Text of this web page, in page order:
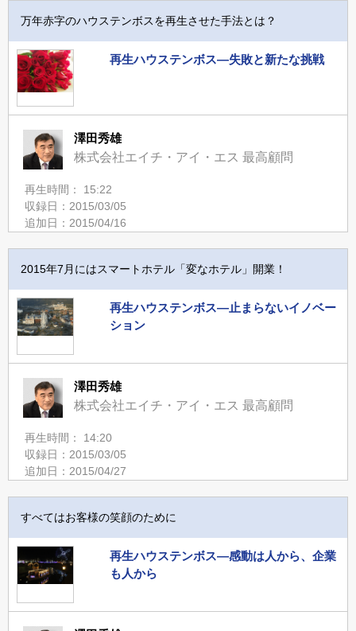
万年赤字のハウステンボスを再生させた手法とは？
再生ハウステンボス―失敗と新たな挑戦
澤田秀雄
株式会社エイチ・アイ・エス 最高顧問
再生時間： 15:22
収録日：2015/03/05
追加日：2015/04/16
2015年7月にはスマートホテル「変なホテル」開業！
再生ハウステンボス―止まらないイノベー
ション
澤田秀雄
株式会社エイチ・アイ・エス 最高顧問
再生時間： 14:20
収録日：2015/03/05
追加日：2015/04/27
すべてはお客様の笑顔のために
再生ハウステンボス―感動は人から、企業
も人から